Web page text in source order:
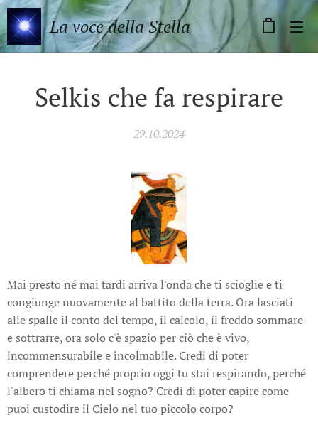
La voce della Stella
Selkis che fa respirare
29.10.2024
Mai presto né mai tardi arriva l'onda che ti scioglie e ti
congiunge nuovamente al battito della terra. Ora lasciati
alle spalle il conto del tempo, il calcolo, il freddo sommare
e sottrarre, ora solo c'è spazio per ciò che è vivo,
incommensurabile e incolmabile. Credi di poter
comprendere perché proprio oggi tu stai respirando, perché
l'albero ti chiama nel sogno? Credi di poter capire come
puoi custodire il Cielo nel tuo piccolo corpo?